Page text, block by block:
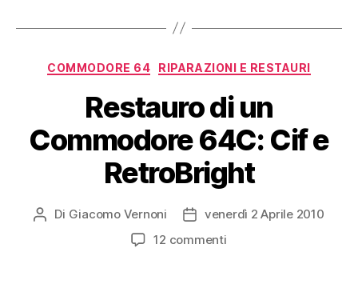
Categorie
COMMODORE 64 RIPARAZIONI E RESTAURI
Restauro di un
Commodore 64C: Cif e
RetroBright
Autore
Di Giacomo Vernoni
Data
dell'articolo
venerdì 2 Aprile 2010
12 commentisu